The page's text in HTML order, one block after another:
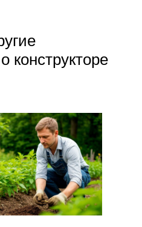
конструкторе